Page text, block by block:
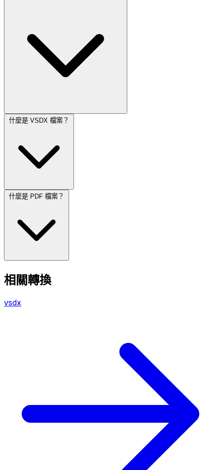
什麼是 VSDX 檔案？
什麼是 PDF 檔案？
相關轉換
vsdx